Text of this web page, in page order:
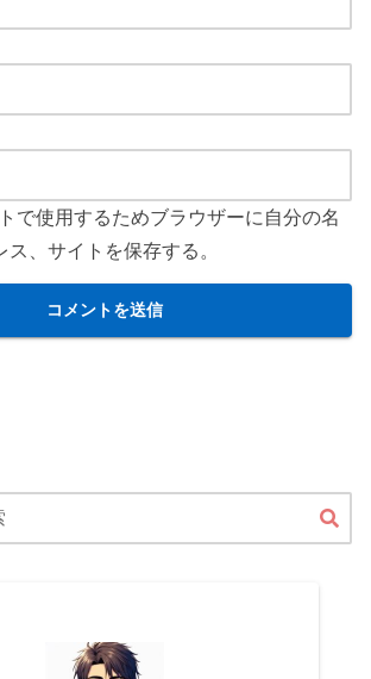
で使用するためブラウザーに自分の名
、サイトを保存する。